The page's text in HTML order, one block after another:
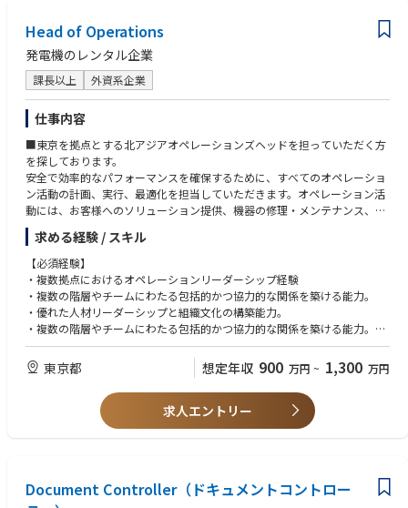
Head of Operations
発電機のレンタル企業
課長以上 外資系企業
仕事内容
■東京を拠点とする北アジアオペレーションズヘッドを担っていただく方
を探しております。
安全で効率的なパフォーマンスを確保するために、すべてのオペレーショ
ン活動の計画、実行、最適化を担当していただきます。オペレーション活
動には、お客様へのソリューション提供、機器の修理・メンテナンス、千
葉県にあるデポ運営などが含まれますが、これらに限定されません。
経営チームの一員として、主要プロジェクトの入札支援、サプライチェー
ン活動、フリート計画なども推進します。
【業務内容】
・エネルギーソリューションを適切な品質、コスト、納期でお客様に提供
＊上記にはエンジニアリング、設計、機器の配送および返却、サービス提
供、プロジェクト管理が含まれます。
・フリートおよびその他の資産、デポやプロジェクト現場などの施設全般
の総合的な責任を負う。
・MDを支援し、営業チームとともに成長戦略の実行を推進します。
ーションを推進します。
求める経験 / スキル
【必須経験】
・複数拠点におけるオペレーションリーダーシップ経験
・複数の階層やチームにわたる包括的かつ協力的な関係を築ける能力。
・優れた人材リーダーシップと組織文化の構築能力。
・複数の階層やチームにわたる包括的かつ協力的な関係を築ける能力。
・ビジネスレベルの英語力
【歓迎条件】
・建設業界の経験をお持ちの方
・プロジェクトマネジメントの経験
・技術系の国家資格をお持ちの方
東京都 想定年収 900 万円 ~ 1,300 万円
求人エントリー
Document Controller（ドキュメントコントロー